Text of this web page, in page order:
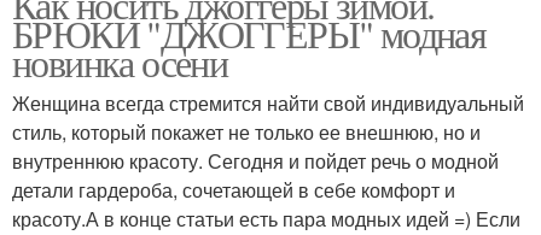
БРЮКИ "ДЖОГГЕРЫ" модная
новинка осени
Женщина всегда стремится найти свой индивидуальный
стиль, который покажет не только ее внешнюю, но и
внутреннюю красоту. Сегодня и пойдет речь о модной
детали гардероба, сочетающей в себе комфорт и
красоту.А в конце статьи есть пара модных идей =) Если